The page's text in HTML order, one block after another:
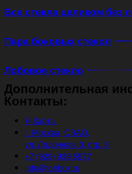
Все стекла целиком без
Пара боковых стекол
Лобовое стекло
Дополнительная
Контакты:
Я.Карты
г. Москва, СЗАО,
ул. Лодочная, 3, стр. 5
+7 (929) 939 5577
info@tonbox.ru